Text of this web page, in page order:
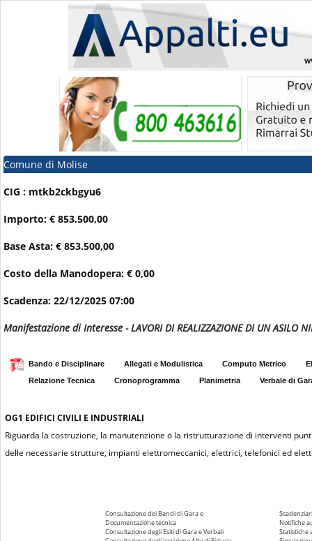
Comune di Molise
CIG : mtkb2ckbgyu6
Importo: € 853.500,00
Base Asta: € 853.500,00
Costo della Manodopera: € 0,00
Scadenza: 22/12/2025 07:00
Manifestazione di Interesse - LAVORI DI REALIZZAZIONE DI UN ASILO
Bando e Disciplinare Allegati e Modulistica Computo Metrico
Relazione Tecnica
Cronoprogramma Planimetria Verbale di
OG1 EDIFICI CIVILI E INDUSTRIALI
Riguarda la costruzione, la manutenzione o la ristrutturazione di interventi
delle necessarie strutture, impianti elettromeccanici, elettrici, telefonici ed
Consultazione dei Bandi di Gara e
Documentazione tecnica
Consultazione degli Esiti di Gara e Verbali
Notifiche
Statistiche